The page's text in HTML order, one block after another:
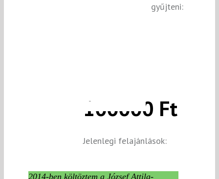
2014-ben költöztem a József Attila-
gyűjteni:
100000 Ft
Jelenlegi felajánlások: